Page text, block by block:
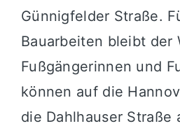
Günnigfelder Straße.
Bauarbeiten bleibt der
Fußgängerinnen und
können auf die
die Dahlhauser Straße